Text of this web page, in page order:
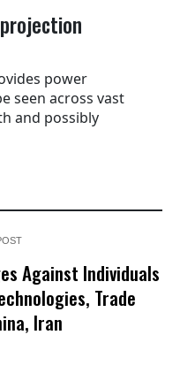
power
seen across vast
and possibly
Against Individuals
Trade
Iran